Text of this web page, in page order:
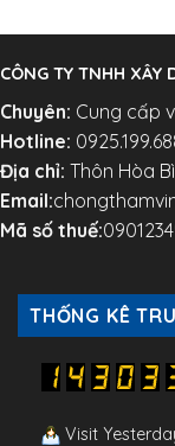
CÔNG TY TNHH XÂY
Chuyên: Cung cấp
Hotline:
Địa chỉ: Thôn Hòa
Email:
Mã số thuế:
THỐNG KÊ
Visit